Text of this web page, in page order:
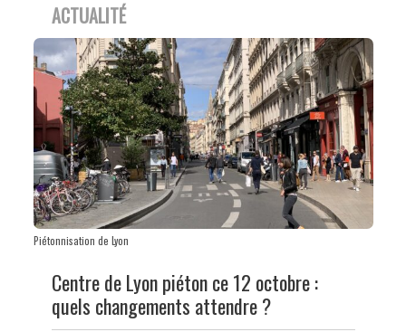
ACTUALITÉ
Piétonnisation de Lyon
Centre de Lyon piéton ce 12 octobre :
quels changements attendre ?